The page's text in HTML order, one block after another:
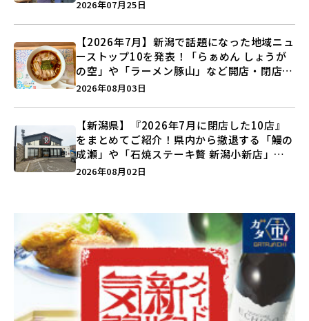
2026年07月25日
【2026年7月】新潟で話題になった地域ニュ
ーストップ10を発表！「らぁめん しょうが
の空」や「ラーメン豚山」など開店・閉店の
注目記事をランキングでご紹介♪
2026年08月03日
【新潟県】『2026年7月に閉店した10店』
をまとめてご紹介！県内から撤退する「鰻の
成瀬」や「石焼ステーキ贅 新潟小新店」が
営業に幕…。
2026年08月02日